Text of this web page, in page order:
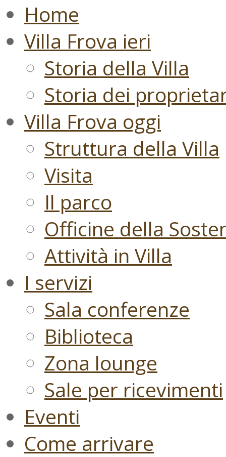
Home
Villa Frova ieri
Storia della Villa
Storia dei
Villa Frova oggi
Struttura della Villa
Visita
Il parco
Officine della
Attività in Villa
I servizi
Sala conferenze
Biblioteca
Zona lounge
Sale per ricevimenti
Eventi
Come arrivare